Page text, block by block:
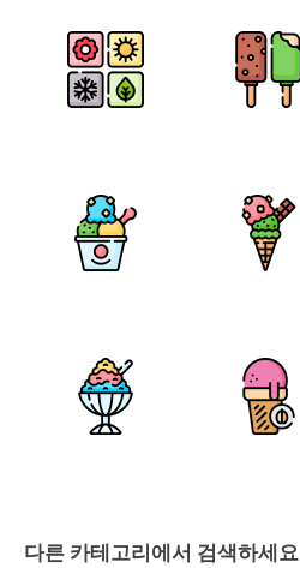
다른 카테고리에서 검색하세요